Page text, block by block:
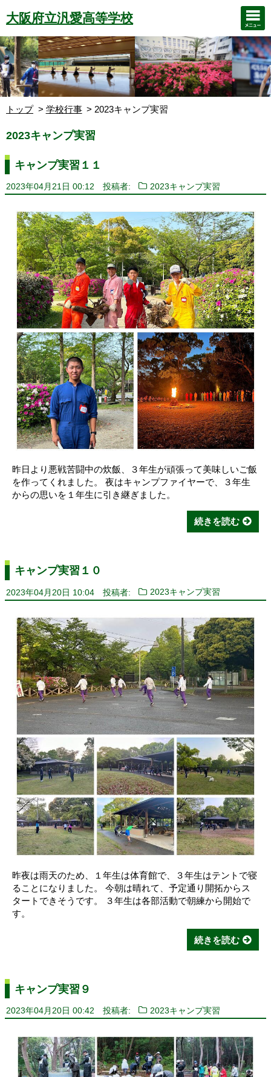
大阪府立汎愛高等学校
トップ 学校行事 2023キャンプ実習
2023キャンプ実習
キャンプ実習１１
2023年04月21日 00:12 投稿者: 2023キャンプ実習
昨日より悪戦苦闘中の炊飯、３年生が頑張って美味しいご飯
を作ってくれました。 夜はキャンプファイヤーで、３年生
からの思いを１年生に引き継ぎました。
続きを読む
キャンプ実習１０
2023年04月20日 10:04 投稿者: 2023キャンプ実習
昨夜は雨天のため、１年生は体育館で、３年生はテントで寝
ることになりました。 今朝は晴れて、予定通り開拓からス
タートできそうです。 ３年生は各部活動で朝練から開始で
す。
続きを読む
キャンプ実習９
2023年04月20日 00:42 投稿者: 2023キャンプ実習